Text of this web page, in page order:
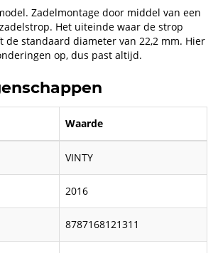
Zadelmontage door middel van een
Het uiteinde waar de strop
de standaard diameter van 22,2 mm. Hier
op, dus past altijd.
Waarde
VINTY
2016
8787168121311